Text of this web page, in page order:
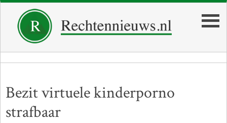
Bezit virtuele kinderporno
strafbaar